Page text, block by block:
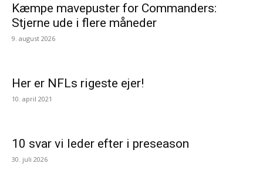
Kæmpe mavepuster for Commanders:
Stjerne ude i flere måneder
9. august 2026
Her er NFLs rigeste ejer!
10. april 2021
10 svar vi leder efter i preseason
30. juli 2026